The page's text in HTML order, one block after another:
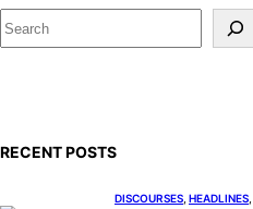
S
e
RECENT POSTS
DISCOURSES HEADLINES